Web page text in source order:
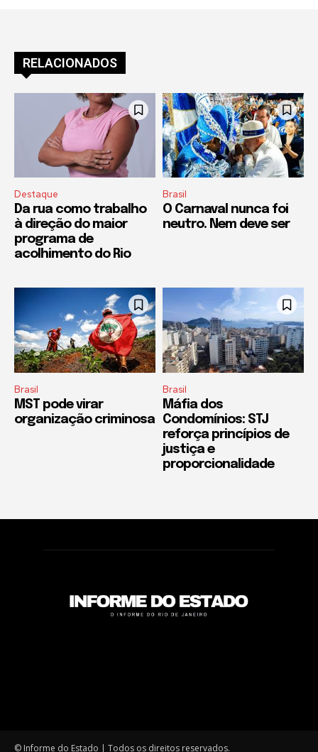
RELACIONADOS
Destaque
Da rua como trabalho
à direção do maior
programa de
acolhimento do Rio
Brasil
O Carnaval nunca foi
neutro. Nem deve ser
Brasil
MST pode virar
organização criminosa
Brasil
Máfia dos
Condomínios: STJ
reforça princípios de
justiça e
proporcionalidade
© Informe do Estado | Todos os direitos reservados.